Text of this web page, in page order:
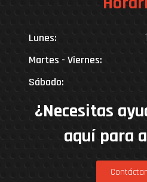
Lunes:
Martes - Viernes:
Sábado:
¿Necesitas
aquí para